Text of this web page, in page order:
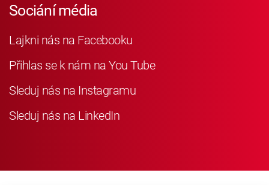
Sociání média
Lajkni nás na Facebooku
Přihlas se k nám na You Tube
Sleduj nás na Instagramu
Sleduj nás na LinkedIn